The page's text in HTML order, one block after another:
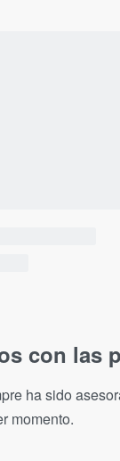
con las
ha sido
momento.